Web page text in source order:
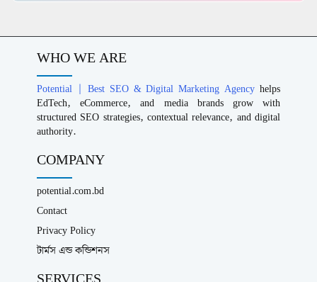
WHO WE ARE
Potential | Best SEO & Digital Marketing Agency helps
EdTech, eCommerce, and media brands grow with
structured SEO strategies, contextual relevance, and digital
authority.
COMPANY
potential.com.bd
Contact
Privacy Policy
টার্মস এন্ড কন্ডিশনস